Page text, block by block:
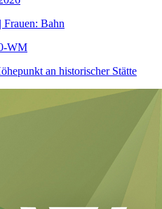
Bahn
WM
an historischer Stätte